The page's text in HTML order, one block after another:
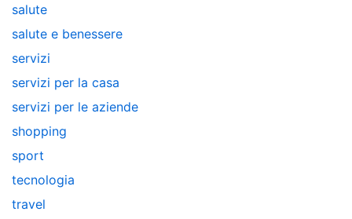
salute
salute e benessere
servizi
servizi per la casa
servizi per le aziende
shopping
sport
tecnologia
travel